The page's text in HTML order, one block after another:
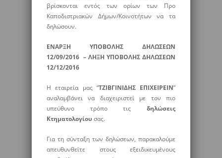
βρίσκονται εντός των ορίων των Προ
Καποδιστριακών Δήμων/Κοινοτήτων να τα
δηλώσουν.
ΕΝΑΡΞΗ ΥΠΟΒΟΛΗΣ ΔΗΛΩΣΕΩΝ
12/09/2016 – ΛΗΞΗ ΥΠΟΒΟΛΗΣ ΔΗΛΩΣΕΩΝ
12/12/2016
Η εταιρεία μας “ΤΖΙΒΓΙΝΙΔΗΣ ΕΠΙΧΕΙΡΕΙΝ”
αναλαμβάνει να διαχειριστεί με τον πιο
υπεύθυνο τρόπο τις δηλώσεις
Κτηματολογίου σας.
Για τη σύνταξη των δηλώσεων, παρακαλούμε
απευθυνθείτε στους εξειδικευμένους